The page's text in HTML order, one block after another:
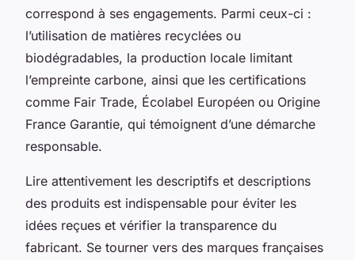
correspond à ses engagements. Parmi ceux-ci :
l’utilisation de matières recyclées ou
biodégradables, la production locale limitant
l’empreinte carbone, ainsi que les certifications
comme Fair Trade, Écolabel Européen ou Origine
France Garantie, qui témoignent d’une démarche
responsable.
Lire attentivement les descriptifs et descriptions
des produits est indispensable pour éviter les
idées reçues et vérifier la transparence du
fabricant. Se tourner vers des marques françaises